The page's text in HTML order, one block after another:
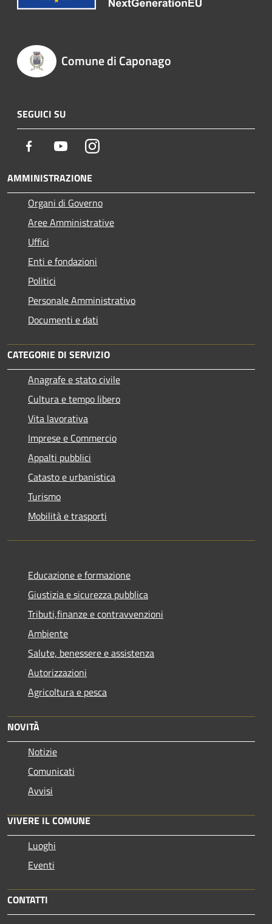
Comune di Caponago
SEGUICI SU
Facebook YoutubeInstagram
AMMINISTRAZIONE
Organi di Governo
Aree Amministrative
Uffici
Enti e fondazioni
Politici
Personale Amministrativo
Documenti e dati
CATEGORIE DI SERVIZIO
Anagrafe e stato civile
Cultura e tempo libero
Vita lavorativa
Imprese e Commercio
Appalti pubblici
Catasto e urbanistica
Turismo
Mobilità e trasporti
Educazione e formazione
Giustizia e sicurezza pubblica
Tributi,finanze e contravvenzioni
Ambiente
Salute, benessere e assistenza
Autorizzazioni
Agricoltura e pesca
NOVITÀ
Notizie
Comunicati
Avvisi
VIVERE IL COMUNE
Luoghi
Eventi
CONTATTI